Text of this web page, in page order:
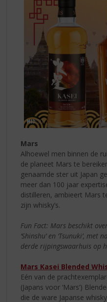
Mars
Alhoewel men binnen de
de planeet Mars te
genaamde ster uit Japan
meer dan 100 jaar
distilleren, ambieert Mars
zijn whisky’s.
Fun Fact: Mars beschikt
‘Shinshu’ en ‘Tsunuki’,
derde rijpingswaarhuis op
Mars Kasei Blended
Eén van de
(Japans voor ‘Mars’)
die de ware Japanse